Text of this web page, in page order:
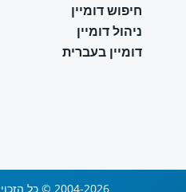
חיפוש דומיין
ניהול דומיין
דומיין בעברית
2004-2026 © כל הזכויות שמורות © אחסון אתרים ושרתים HostCenter.co.il